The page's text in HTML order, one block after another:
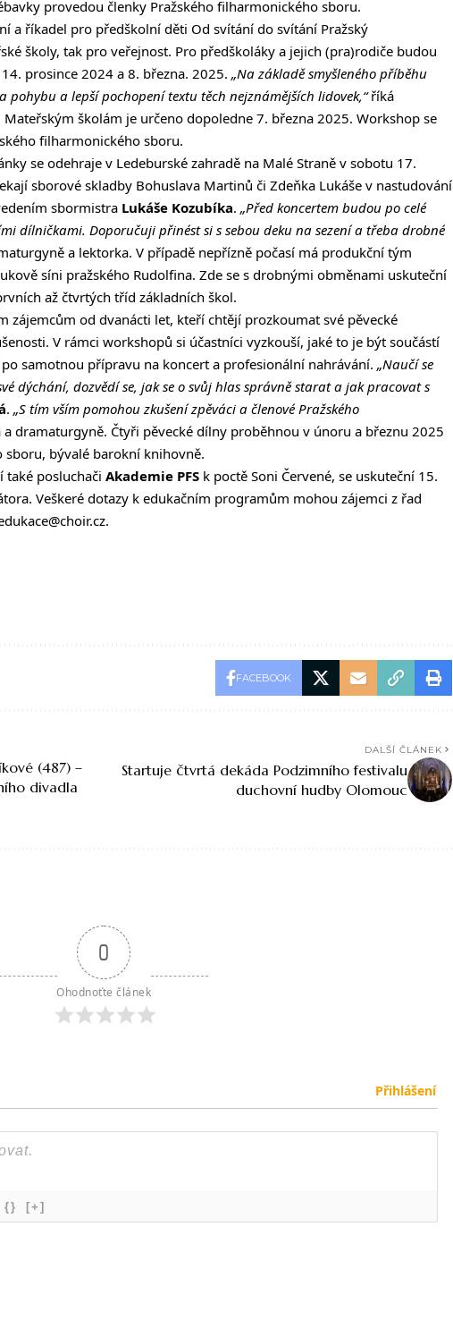
provedou členky Pražského filharmonického sboru.
a říkadel pro předškolní děti Od svítání do svítání Pražský
školy, tak pro veřejnost. Pro předškoláky a jejich (pra)rodiče budou
prosince 2024 a 8. března. 2025. „Na základě smyšleného příběhu
pohybu a lepší pochopení textu těch nejznámějších lidovek,“říká
Mateřským školám je určeno dopoledne 7. března 2025. Workshop se
filharmonického sboru.
se odehraje v Ledeburské zahradě na Malé Straně v sobotu 17.
sborové skladby Bohuslava Martinů či Zdeňka Lukáše v nastudování
sbormistra Lukáše Kozubíka. „Před koncertem budou po celé
dílničkami. Doporučuji přinést si s sebou deku na sezení a třeba drobné
a lektorka. V případě nepřízně počasí má produkční tým
síni pražského Rudolfina. Zde se s drobnými obměnami uskuteční
až čtvrtých tříd základních škol.
zájemcům od dvanácti let, kteří chtějí prozkoumat své pěvecké
V rámci workshopů si účastníci vyzkouší, jaké to je být součástí
samotnou přípravu na koncert a profesionální nahrávání. „Naučí se
dýchání, dozvědí se, jak se o svůj hlas správně starat a jak pracovat s
. „S tím vším pomohou zkušení zpěváci a členové Pražského
dramaturgyně. Čtyři pěvecké dílny proběhnou v únoru a březnu 2025
sboru, bývalé barokní knihovně.
také posluchači Akademie PFS k poctě Soni Červené, se uskuteční 15.
Veškeré dotazy k edukačním programům mohou zájemci z řad
.
FACEBOOK
(487) –
divadla
DALŠÍ ČLÁNEK
Startuje čtvrtá dekáda Podzimního festivalu
duchovní hudby Olomouc
0
Ohodnoťte článek
Přihlášení
{} [+]